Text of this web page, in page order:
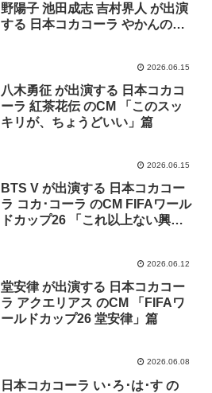
野陽子 池田成志 吉村界人 が出演
する 日本コカコーラ やかんの麦
2026.06.15
八木勇征 が出演する 日本コカコ
ーラ 紅茶花伝 のCM 「このスッ
キリが、ちょうどいい」篇
2026.06.15
BTS V が出演する 日本コカコー
ラ コカ･コーラ のCM FIFAワール
ドカップ26 「これ以上ない興
2026.06.12
堂安律 が出演する 日本コカコー
ラ アクエリアス のCM 「FIFAワ
ールドカップ26 堂安律」篇
2026.06.08
日本コカコーラ い･ろ･は･す の